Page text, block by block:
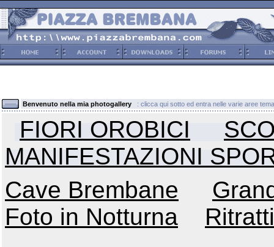
Benvenuto nella mia photogallery : clicca qui sotto ed entra nelle varie aree
FIORI OROBICI
MANIFESTAZIONI
Cave Brembane
Foto in Notturna